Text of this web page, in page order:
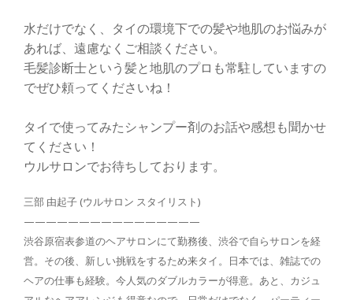
水だけでなく、タイの環境下での髪や地肌のお悩みが
あれば、遠慮なくご相談ください。
毛髪診断士という髪と地肌のプロも常駐していますの
でぜひ頼ってくださいね！
タイで使ってみたシャンプー剤のお話や感想も聞かせ
てください！
ウルサロンでお待ちしております。
三部 由起子 (ウルサロン スタイリスト)
————————————————
渋谷原宿表参道のヘアサロンにて勤務後、渋谷で自らサロンを経
営。その後、新しい挑戦をするため来タイ。日本では、雑誌での
ヘアの仕事も経験。今人気のダブルカラーが得意。あと、カジュ